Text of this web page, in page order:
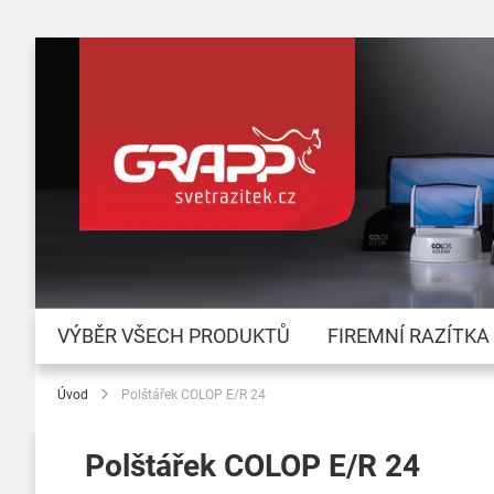
VÝBĚR VŠECH PRODUKTŮ FIREMNÍ RAZÍTKA
Úvod Polštářek COLOP E/R 24
Polštářek COLOP E/R 24